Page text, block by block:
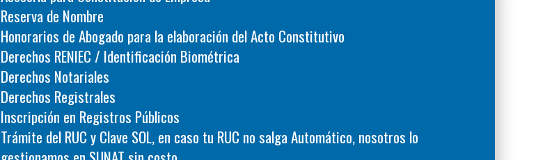
Reserva de Nombre
Honorarios de Abogado para la elaboración del Acto Constitutivo
Derechos RENIEC / Identificación Biométrica
Derechos Notariales
Derechos Registrales
Inscripción en Registros Públicos
Trámite del RUC y Clave SOL, en caso tu RUC no salga Automático, nosotros lo